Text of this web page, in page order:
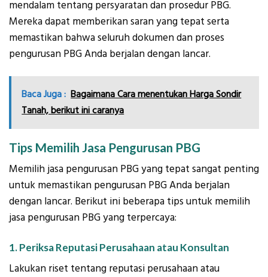
mendalam tentang persyaratan dan prosedur PBG.
Mereka dapat memberikan saran yang tepat serta
memastikan bahwa seluruh dokumen dan proses
pengurusan PBG Anda berjalan dengan lancar.
Baca Juga : Bagaimana Cara menentukan Harga Sondir
Tanah, berikut ini caranya
Tips Memilih Jasa Pengurusan PBG
Memilih jasa pengurusan PBG yang tepat sangat penting
untuk memastikan pengurusan PBG Anda berjalan
dengan lancar. Berikut ini beberapa tips untuk memilih
jasa pengurusan PBG yang terpercaya:
1. Periksa Reputasi Perusahaan atau Konsultan
Lakukan riset tentang reputasi perusahaan atau